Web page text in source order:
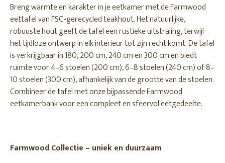
Breng warmte en karakter in je eetkamer met de Farmwood
eettafel van FSC-gerecycled teakhout. Het natuurlijke,
robuuste hout geeft de tafel een rustieke uitstraling, terwijl
het tijdloze ontwerp in elk interieur tot zijn recht komt. De tafel
is verkrijgbaar in 180, 200 cm, 240 cm en 300 cm en biedt
ruimte voor 4–6 stoelen (200 cm), 6–8 stoelen (240 cm) of 8–
10 stoelen (300 cm), afhankelijk van de grootte van de stoelen.
Combineer de tafel met onze bijpassende Farmwood
eetkamerbank voor een compleet en sfeervol eetgedeelte.
Farmwood Collectie – uniek en duurzaam